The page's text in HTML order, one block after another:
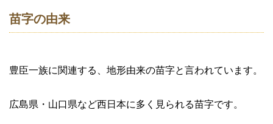
苗字の由来
豊臣一族に関連する、地形由来の苗字と言われています。
広島県・山口県など西日本に多く見られる苗字です。